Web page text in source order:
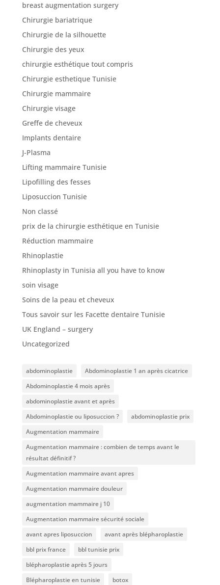
Devis
Gratuit
breast augmentation surgery
Chirurgie bariatrique
Chirurgie de la silhouette
Chirurgie des yeux
chirurgie esthétique tout compris
Chirurgie esthetique Tunisie
Chirurgie mammaire
Chirurgie visage
Greffe de cheveux
Implants dentaire
J-Plasma
Lifting mammaire Tunisie
Lipofilling des fesses
Liposuccion Tunisie
Non classé
prix de la chirurgie esthétique en Tunisie
Réduction mammaire
Rhinoplastie
Rhinoplasty in Tunisia all you have to know
soin visage
Soins de la peau et cheveux
Tous savoir sur les Facette dentaire Tunisie
UK England – surgery
Uncategorized
abdominoplastie
Abdominoplastie 1 an après cicatrice
Abdominoplastie 4 mois après
abdominoplastie avant et après
Abdominoplastie ou liposuccion ?
abdominoplastie prix
Augmentation mammaire
Augmentation mammaire : combien de temps avant le
résultat définitif ?
Augmentation mammaire avant apres
Augmentation mammaire douleur
augmentation mammaire j 10
Augmentation mammaire sécurité sociale
avant apres liposuccion
avant après blépharoplastie
bbl prix france
bbl tunisie prix
blépharoplastie après 5 jours
Blépharoplastie en tunisie
botox